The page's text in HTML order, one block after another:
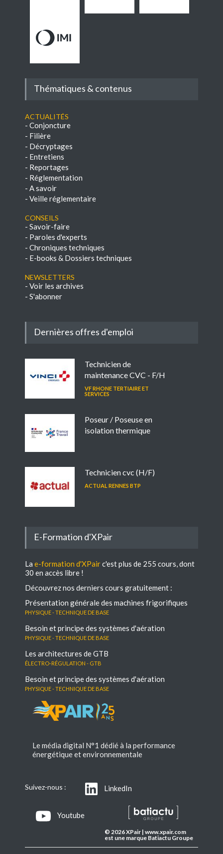
Thématiques & contenus
Actualités
- Conjoncture
- Filière
- Décryptages
- Entretiens
- Reportages
- Réglementation
- A savoir
- Veille réglementaire
Conseils
- Savoir-faire
- Paroles d'experts
- Chroniques techniques
- E-books & Dossiers techniques
NEWSLETTERS
- Voir les archives
- S'abonner
Dernières offres d'emploi
Technicien de
maintenance CVC - F/H
VF RHONE TERTIAIRE ET
SERVICES
Poseur / Poseuse en
isolation thermique
Technicien cvc (H/F)
ACTUAL RENNES BTP
E-Formation d'XPair
La e-formation d'XPairc'est plus de 255 cours, dont
30 en accès libre !
Découvrez nos derniers cours gratuitement :
Présentation générale des machines frigorifiques
Physique - Technique de base
Besoin et principe des systèmes d'aération
Physique - Technique de base
Les architectures de GTB
électro-régulation - GTB
Besoin et principe des systèmes d'aération
Physique - Technique de base
Le média digital N°1 dédié à la performance
énergétique et environnementale
Suivez-nous : LinkedIn
Youtube
© 2026 XPair | www.xpair.com
est une marque Batiactu Groupe